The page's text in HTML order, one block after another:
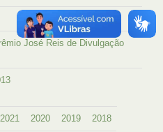
José Reis de Divulgação
2021 2020 2019 2018